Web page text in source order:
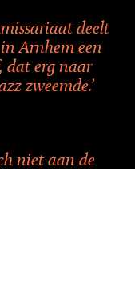
deelt
Arnhem een
dat erg naar
zweemde.’
niet aan de